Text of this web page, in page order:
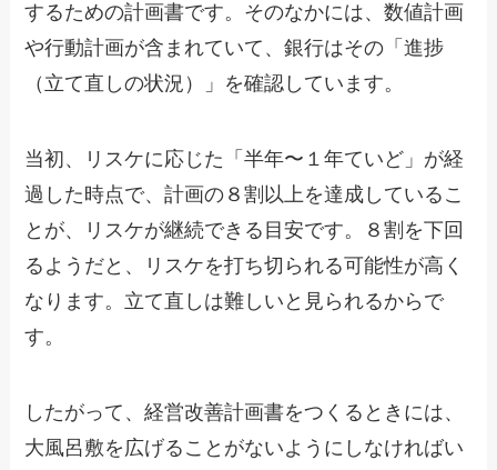
するための計画書です。そのなかには、数値計画
や行動計画が含まれていて、銀行はその「進捗
（立て直しの状況）」を確認しています。
当初、リスケに応じた「半年〜１年ていど」が経
過した時点で、計画の８割以上を達成しているこ
とが、リスケが継続できる目安です。８割を下回
るようだと、リスケを打ち切られる可能性が高く
なります。立て直しは難しいと見られるからで
す。
したがって、経営改善計画書をつくるときには、
大風呂敷を広げることがないようにしなければい